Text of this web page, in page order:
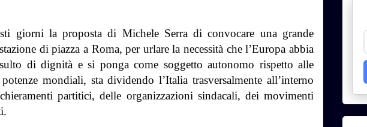
giorni la proposta di Michele Serra di convocare una grande
di piazza a Roma, per urlare la necessità che l’Europa abbia
di dignità e si ponga come soggetto autonomo rispetto alle
mondiali, sta dividendo l’Italia trasversalmente all’interno
partitici, delle organizzazioni sindacali, dei movimenti